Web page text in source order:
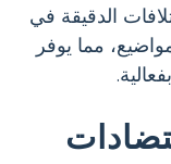
الدقيقة في
مما يوفر